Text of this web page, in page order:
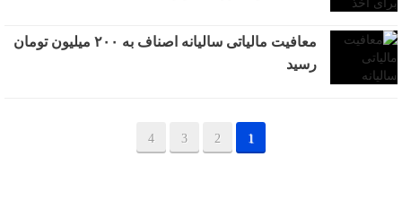
معافیت مالیاتی سالیانه اصناف به ۲۰۰ میلیون تومان
رسید
1
2
3
4